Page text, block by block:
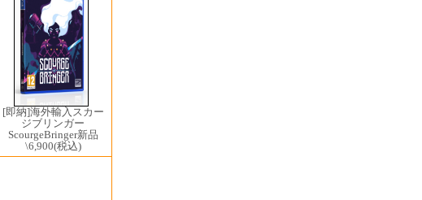
[即納]海外輸入スカー
ジブリンガー
ScourgeBringer新品
\6,900(税込)